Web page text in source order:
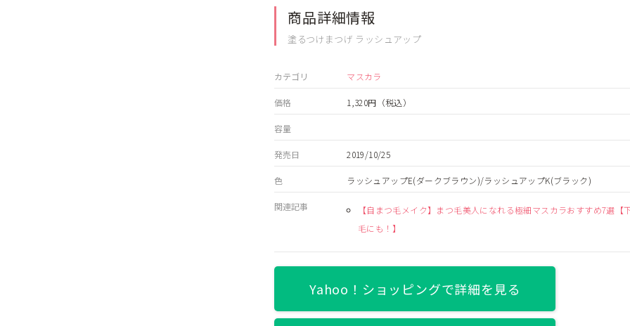
商品詳細情報
塗るつけまつげ ラッシュアップ
カテゴリ マスカラ
価格 1,320円 （税込）
容量
発売日 2019/10/25
色 ラッシュアップE(ダークブラウン)/ラッシュアップK(ブラック)
関連記事
【自まつ毛メイク】まつ毛美人になれる極細マスカラおすすめ7選【
毛にも！】
Yahoo！ショッピングで詳細を見る